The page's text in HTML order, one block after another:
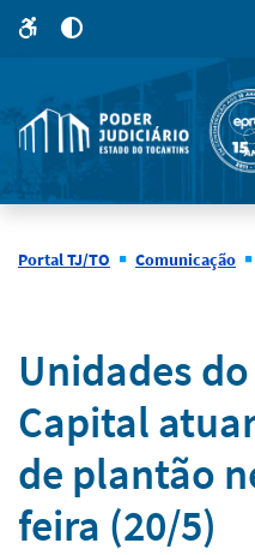
site
5
modo
de
alto
Portal TJ/TO Comunicação
Notícias
Unidades
Capital
de plantão
feira (20/5)